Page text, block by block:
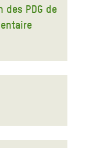
des PDG de